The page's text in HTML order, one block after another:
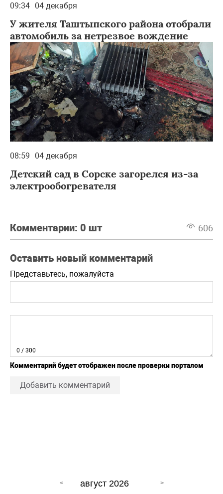
09:34 04 декабря
У жителя Таштыпского района отобрали
автомобиль за нетрезвое вождение
08:59 04 декабря
Детский сад в Сорске загорелся из-за
электрообогревателя
Комментарии: 0 шт 606
Оставить новый комментарий
Представьтесь, пожалуйста
0 / 300
Комментарий будет отображен после проверки порталом
Добавить комментарий
август 2026